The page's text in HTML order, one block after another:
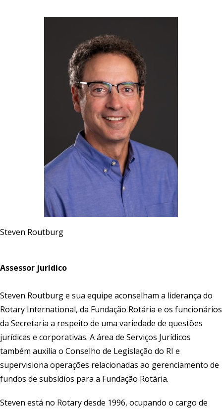
Steven Routburg
Assessor jurídico
Steven Routburg e sua equipe aconselham a liderança do
Rotary International, da Fundação Rotária e os funcionários
da Secretaria a respeito de uma variedade de questões
jurídicas e corporativas. A área de Serviços Jurídicos
também auxilia o Conselho de Legislação do RI e
supervisiona operações relacionadas ao gerenciamento de
fundos de subsídios para a Fundação Rotária.
Steven está no Rotary desde 1996, ocupando o cargo de